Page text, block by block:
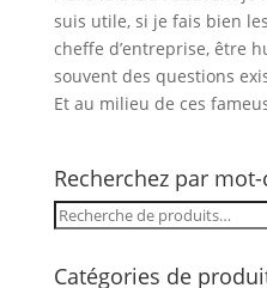
suis utile, si je fais bien
cheffe d’entreprise, être
souvent des questions
Et au milieu de ces
Recherchez par
Recherche
Catégories de